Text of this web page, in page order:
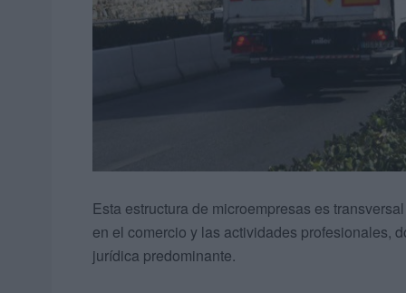
Esta estructura de microempresas es
en el comercio y las actividades profesionales,
jurídica predominante.